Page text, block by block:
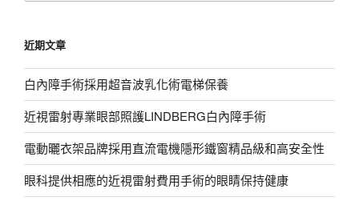
字:
近期文章
白內障手術採用超音波乳化術電梯保養
近視雷射專業眼部照護LINDBERG白內障手術
電動曬衣架品牌採用直流電機隱形鐵窗精品級和高安全性
眼科提供相應的近視雷射費用手術的眼睛保持健康